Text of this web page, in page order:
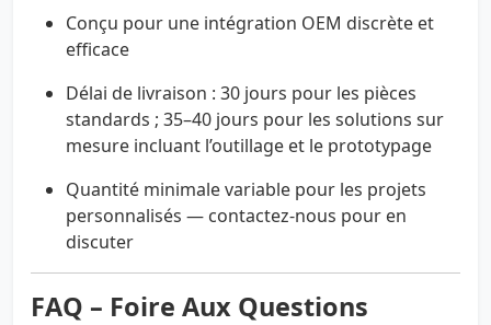
Conçu pour une intégration OEM discrète et
efficace
Délai de livraison : 30 jours pour les pièces
standards ; 35–40 jours pour les solutions sur
mesure incluant l’outillage et le prototypage
Quantité minimale variable pour les projets
personnalisés — contactez-nous pour en
discuter
FAQ – Foire Aux Questions